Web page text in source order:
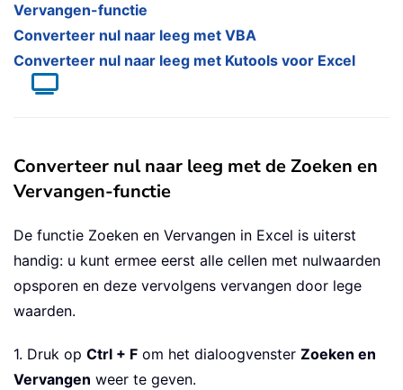
Vervangen-functie
Converteer nul naar leeg met VBA
Converteer nul naar leeg met Kutools voor Excel
Converteer nul naar leeg met de Zoeken en
Vervangen-functie
De functie Zoeken en Vervangen in Excel is uiterst
handig: u kunt ermee eerst alle cellen met nulwaarden
opsporen en deze vervolgens vervangen door lege
waarden.
1. Druk op Ctrl + F om het dialoogvenster Zoeken en
Vervangen weer te geven.